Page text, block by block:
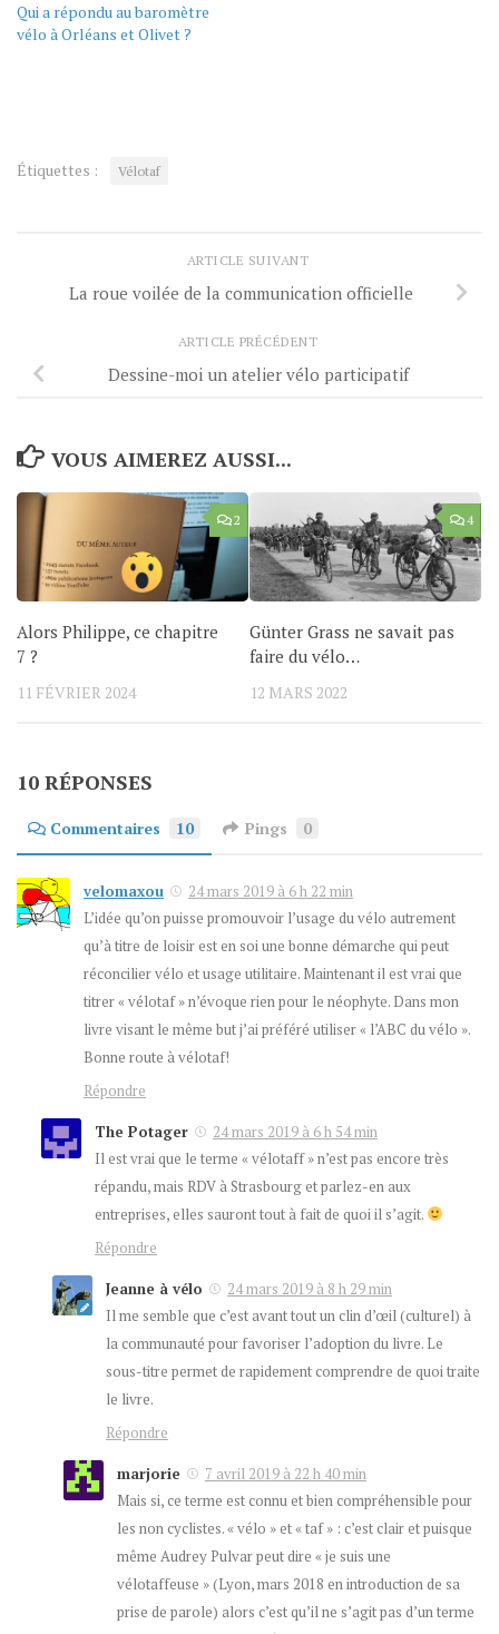
Qui a répondu au baromètre
vélo à Orléans et Olivet ?
Étiquettes : Vélotaf
ARTICLE SUIVANT
La roue voilée de la communication officielle
ARTICLE PRÉCÉDENT
Dessine-moi un atelier vélo participatif
VOUS AIMEREZ AUSSI...
2
Alors Philippe, ce chapitre
7 ?
11 FÉVRIER 2024
4
Günter Grass ne savait pas
faire du vélo…
12 MARS 2022
10 RÉPONSES
Commentaires 10 Pings 0
velomaxou
24 mars 2019 à 6 h 22 min
L’idée qu’on puisse promouvoir l’usage du vélo autrement
qu’à titre de loisir est en soi une bonne démarche qui peut
réconcilier vélo et usage utilitaire. Maintenant il est vrai que
titrer « vélotaf » n’évoque rien pour le néophyte. Dans mon
livre visant le même but j’ai préféré utiliser « l’ABC du vélo ».
Bonne route à vélotaf!
Répondre
The Potager
24 mars 2019 à 6 h 54 min
Il est vrai que le terme « vélotaff » n’est pas encore très
répandu, mais RDV à Strasbourg et parlez-en aux
entreprises, elles sauront tout à fait de quoi il s’agit.
Répondre
Jeanne à vélo
24 mars 2019 à 8 h 29 min
Il me semble que c’est avant tout un clin d’œil (culturel) à
la communauté pour favoriser l’adoption du livre. Le
sous-titre permet de rapidement comprendre de quoi traite
le livre.
Répondre
marjorie
7 avril 2019 à 22 h 40 min
Mais si, ce terme est connu et bien compréhensible pour
les non cyclistes. « vélo » et « taf » : c’est clair et puisque
même Audrey Pulvar peut dire « je suis une
vélotaffeuse » (Lyon, mars 2018 en introduction de sa
prise de parole) alors c’est qu’il ne s’agit pas d’un terme